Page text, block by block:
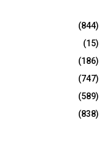
(844)
(15)
(186)
(747)
(589)
(838)